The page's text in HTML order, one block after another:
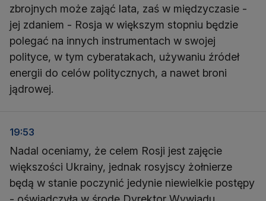
zbrojnych może zająć lata, zaś w międzyczasie -
jej zdaniem - Rosja w większym stopniu będzie
polegać na innych instrumentach w swojej
polityce, w tym cyberatakach, używaniu źródeł
energii do celów politycznych, a nawet broni
jądrowej.
19:53
Nadal oceniamy, że celem Rosji jest zajęcie
większości Ukrainy, jednak rosyjscy żołnierze
będą w stanie poczynić jedynie niewielkie postępy